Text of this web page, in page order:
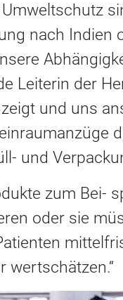
nach Indien
Leiterin der
und uns
und
zum Bei-
oder sie
wertschätzen.“